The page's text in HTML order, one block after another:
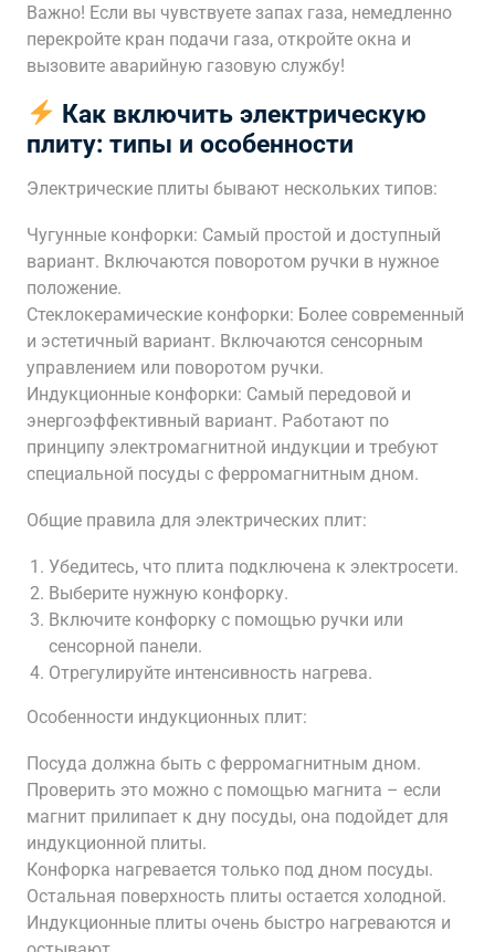
Важно! Если вы чувствуете запах газа, немедленно
перекройте кран подачи газа, откройте окна и
вызовите аварийную газовую службу!
Как включить электрическую
плиту: типы и особенности
Электрические плиты бывают нескольких типов:
Чугунные конфорки: Самый простой и доступный
вариант. Включаются поворотом ручки в нужное
положение.
Стеклокерамические конфорки: Более современный
и эстетичный вариант. Включаются сенсорным
управлением или поворотом ручки.
Индукционные конфорки: Самый передовой и
энергоэффективный вариант. Работают по
принципу электромагнитной индукции и требуют
специальной посуды с ферромагнитным дном.
Общие правила для электрических плит:
Убедитесь, что плита подключена к электросети.
Выберите нужную конфорку.
Включите конфорку с помощью ручки или
сенсорной панели.
Отрегулируйте интенсивность нагрева.
Особенности индукционных плит:
Посуда должна быть с ферромагнитным дном.
Проверить это можно с помощью магнита – если
магнит прилипает к дну посуды, она подойдет для
индукционной плиты.
Конфорка нагревается только под дном посуды.
Остальная поверхность плиты остается холодной.
Индукционные плиты очень быстро нагреваются и